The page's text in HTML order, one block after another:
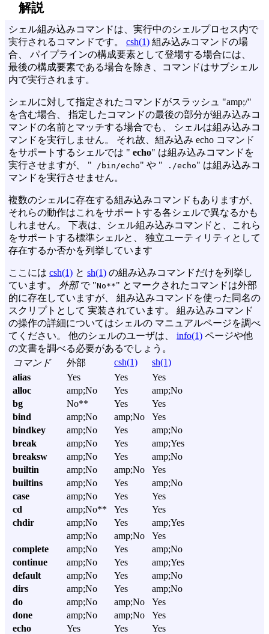
解説
シェル組み込みコマンドは、実行中のシェルプロセス内で
実行されるコマンドです。 csh(1) 組み込みコマンドの場
合、 パイプラインの構成要素として登場する場合には、
最後の構成要素である場合を除き、コマンドはサブシェル
内で実行されます。
シェルに対して指定されたコマンドがスラッシュ "amp;/"
を含む場合、 指定したコマンドの最後の部分が組み込みコ
マンドの名前とマッチする場合でも、 シェルは組み込みコ
マンドを実行しません。 それ故、組み込み echo コマンド
をサポートするシェルでは " echo" は組み込みコマンドを
実行させますが、 " /bin/echo" や " ./echo" は組み込みコ
マンドを実行させません。
複数のシェルに存在する組み込みコマンドもありますが、
それらの動作はこれをサポートする各シェルで異なるかも
しれません。 下表は、シェル組み込みコマンドと、これら
をサポートする標準シェルと、 独立ユーティリティとして
存在するか否かを列挙しています
ここには csh(1) と sh(1) の組み込みコマンドだけを列挙し
ています。 外部で "No**" とマークされたコマンドは外部
的に存在していますが、 組み込みコマンドを使った同名の
スクリプトとして 実装されています。 組み込みコマンド
の操作の詳細についてはシェルの マニュアルページを調べ
てください。 他のシェルのユーザは、 info(1) ページや他
の文書を調べる必要があるでしょう。
コマンド
外部 csh(1)
sh(1)
alias
Yes Yes
Yes
alloc
amp;No Yes
amp;No
bg
No** Yes
Yes
bind
amp;No amp;No
Yes
bindkey
amp;No Yes
amp;No
break
amp;No Yes
amp;Yes
breaksw
amp;No Yes
amp;No
builtin
amp;No amp;No
Yes
builtins
amp;No Yes
amp;No
case
amp;No Yes
Yes
cd
amp;No** Yes
Yes
chdir
amp;No Yes
amp;Yes
amp;No
amp;No
Yes
complete
amp;No Yes
amp;No
continue
amp;No Yes
amp;Yes
default
amp;No Yes
amp;No
dirs
amp;No Yes
amp;No
do
amp;No amp;No
Yes
done
amp;No amp;No
Yes
echo
Yes Yes Yes